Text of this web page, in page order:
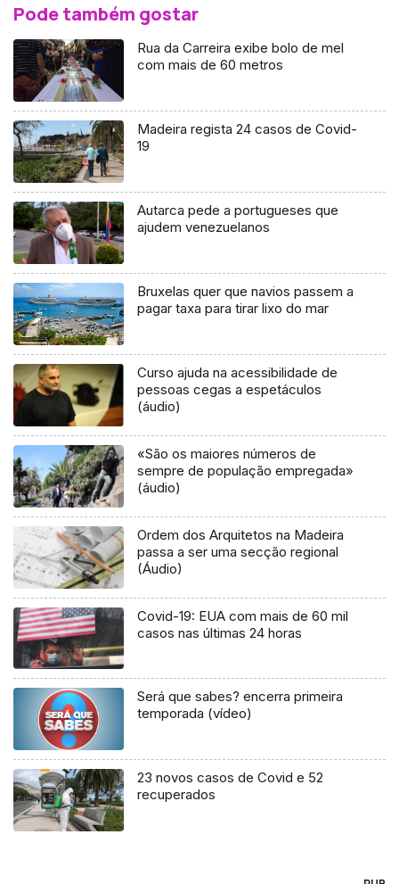
Pode também gostar
Rua da Carreira exibe bolo de mel
com mais de 60 metros
Madeira regista 24 casos de Covid-
19
Autarca pede a portugueses que
ajudem venezuelanos
Bruxelas quer que navios passem a
pagar taxa para tirar lixo do mar
Curso ajuda na acessibilidade de
pessoas cegas a espetáculos
(áudio)
«São os maiores números de
sempre de população empregada»
(áudio)
Ordem dos Arquitetos na Madeira
passa a ser uma secção regional
(Áudio)
Covid-19: EUA com mais de 60 mil
casos nas últimas 24 horas
Será que sabes? encerra primeira
temporada (vídeo)
23 novos casos de Covid e 52
recuperados